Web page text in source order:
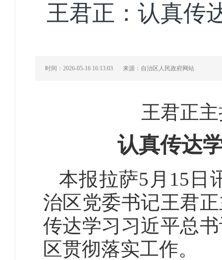
王君正：认真传
时间：2026-05-16 16:13:03 来源：自治区人民政府网站
王君正
认真传达
本报拉萨5月15日
治区党委书记王君
传达学习习近平总
区贯彻落实工作。